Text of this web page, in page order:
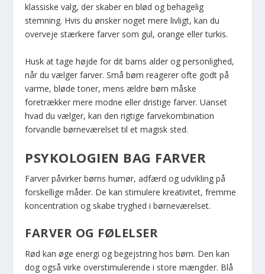
klassiske valg, der skaber en blød og behagelig
stemning. Hvis du ønsker noget mere livligt, kan du
overveje stærkere farver som gul, orange eller turkis.
Husk at tage højde for dit barns alder og personlighed,
når du vælger farver. Små børn reagerer ofte godt på
varme, bløde toner, mens ældre børn måske
foretrækker mere modne eller dristige farver. Uanset
hvad du vælger, kan den rigtige farvekombination
forvandle børneværelset til et magisk sted.
PSYKOLOGIEN BAG FARVER
Farver påvirker børns humør, adfærd og udvikling på
forskellige måder. De kan stimulere kreativitet, fremme
koncentration og skabe tryghed i børneværelset.
FARVER OG FØLELSER
Rød kan øge energi og begejstring hos børn. Den kan
dog også virke overstimulerende i store mængder. Blå